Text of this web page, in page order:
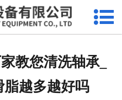
网站首页
教您清洗轴承_
脂越多越好吗